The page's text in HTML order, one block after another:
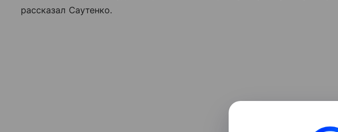
рассказал Саутенко.